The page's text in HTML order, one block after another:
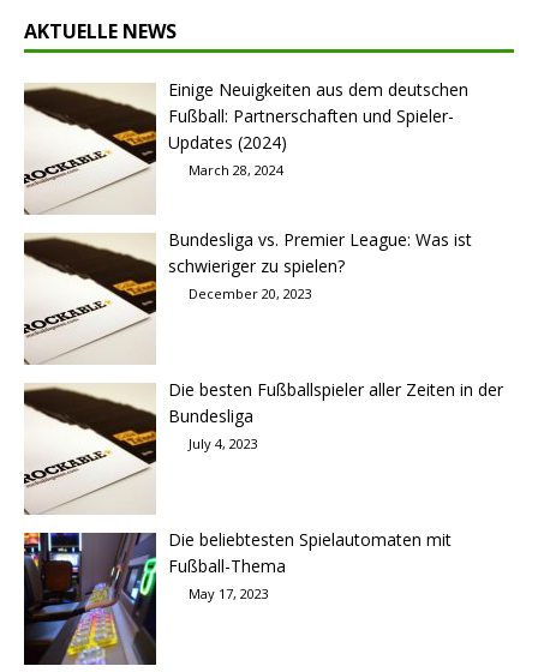
AKTUELLE NEWS
Einige Neuigkeiten aus dem deutschen
Fußball: Partnerschaften und Spieler-
Updates (2024)
March 28, 2024
Bundesliga vs. Premier League: Was ist
schwieriger zu spielen?
December 20, 2023
Die besten Fußballspieler aller Zeiten in der
Bundesliga
July 4, 2023
Die beliebtesten Spielautomaten mit
Fußball-Thema
May 17, 2023